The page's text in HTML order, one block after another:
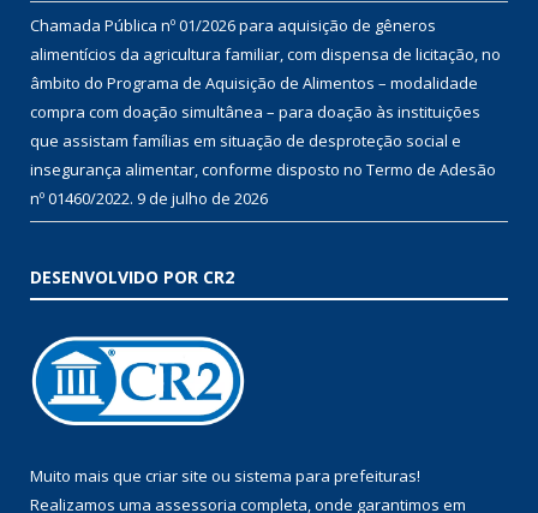
Chamada Pública nº 01/2026 para aquisição de gêneros
alimentícios da agricultura familiar, com dispensa de licitação, no
âmbito do Programa de Aquisição de Alimentos – modalidade
compra com doação simultânea – para doação às instituições
que assistam famílias em situação de desproteção social e
insegurança alimentar, conforme disposto no Termo de Adesão
nº 01460/2022. 9 de julho de 2026
DESENVOLVIDO POR CR2
Muito mais que criar site ou sistema para prefeituras!
Realizamos uma assessoria completa, onde garantimos em